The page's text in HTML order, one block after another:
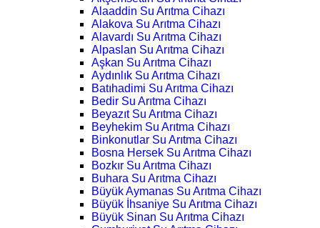
Alaaddin Su Arıtma Cihazı
Alakova Su Arıtma Cihazı
Alavardı Su Arıtma Cihazı
Alpaslan Su Arıtma Cihazı
Aşkan Su Arıtma Cihazı
Aydınlık Su Arıtma Cihazı
Batıhadimi Su Arıtma Cihazı
Bedir Su Arıtma Cihazı
Beyazıt Su Arıtma Cihazı
Beyhekim Su Arıtma Cihazı
Binkonutlar Su Arıtma Cihazı
Bosna Hersek Su Arıtma Cihazı
Bozkır Su Arıtma Cihazı
Buhara Su Arıtma Cihazı
Büyük Aymanas Su Arıtma Cihazı
Büyük İhsaniye Su Arıtma Cihazı
Büyük Sinan Su Arıtma Cihazı